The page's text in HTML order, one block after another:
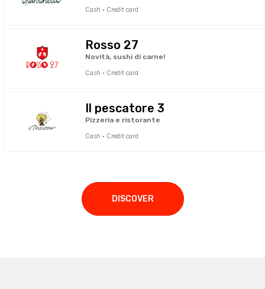
Cash · Credit card
Rosso 27
Novità, sushi di carne!
Cash · Credit card
Il pescatore 3
Pizzeria e ristorante
Cash · Credit card
DISCOVER